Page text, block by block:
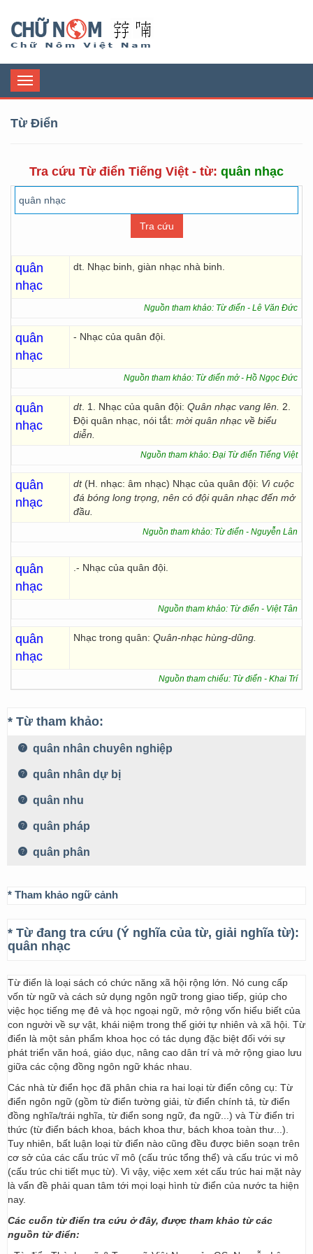
Toggle
navigation
Từ Điển
Tra cứu Từ điển Tiếng Việt - từ: quân nhạc
quân
nhạc
dt. Nhạc binh, giàn nhạc nhà binh.
Nguồn tham khảo: Từ điển - Lê Văn Đức
quân
nhạc
- Nhạc của quân đội.
Nguồn tham khảo: Từ điển mở - Hồ Ngọc Đức
quân
nhạc
dt. 1. Nhạc của quân đội: Quân nhạc vang lên.
2.
Đội quân nhạc, nói tắt: mời quân nhạc về biểu
diễn.
Nguồn tham khảo: Đại Từ điển Tiếng Việt
quân
nhạc
dt (H. nhạc: âm nhạc) Nhạc của quân đội: Vì cuộc
đá bóng long trọng, nên có đội quân nhạc đến mở
đầu.
Nguồn tham khảo: Từ điển - Nguyễn Lân
quân
nhạc
.- Nhạc của quân đội.
Nguồn tham khảo: Từ điển - Việt Tân
quân
nhạc
Nhạc trong quân: Quân-nhạc hùng-dũng.
Nguồn tham chiếu: Từ điển - Khai Trí
* Từ tham khảo:
quân nhân chuyên nghiệp
quân nhân dự bị
quân nhu
quân pháp
quân phân
* Tham khảo ngữ cảnh
* Từ đang tra cứu (Ý nghĩa của từ, giải nghĩa từ):
quân nhạc
Từ điển là loại sách có chức năng xã hội rộng lớn. Nó cung cấp
vốn từ ngữ và cách sử dụng ngôn ngữ trong giao tiếp, giúp cho
việc học tiếng mẹ đẻ và học ngoại ngữ, mở rộng vốn hiểu biết của
con người về sự vật, khái niệm trong thế giới tự nhiên và xã hội. Từ
điển là một sản phẩm khoa học có tác dụng đặc biệt đối với sự
phát triển văn hoá, giáo dục, nâng cao dân trí và mở rộng giao lưu
giữa các cộng đồng ngôn ngữ khác nhau.
Các nhà từ điển học đã phân chia ra hai loại từ điển công cụ: Từ
điển ngôn ngữ (gồm từ điển tường giải, từ điển chính tả, từ điển
đồng nghĩa/trái nghĩa, từ điển song ngữ, đa ngữ...) và Từ điển tri
thức (từ điển bách khoa, bách khoa thư, bách khoa toàn thư...).
Tuy nhiên, bất luận loại từ điển nào cũng đều được biên soạn trên
cơ sở của các cấu trúc vĩ mô (cấu trúc tổng thể) và cấu trúc vi mô
(cấu trúc chi tiết mục từ). Vì vậy, việc xem xét cấu trúc hai mặt này
là vấn đề phải quan tâm tới mọi loại hình từ điển của nước ta hiện
nay.
Các cuốn từ điển tra cứu ở đây, được tham khảo từ các
nguồn từ điển: